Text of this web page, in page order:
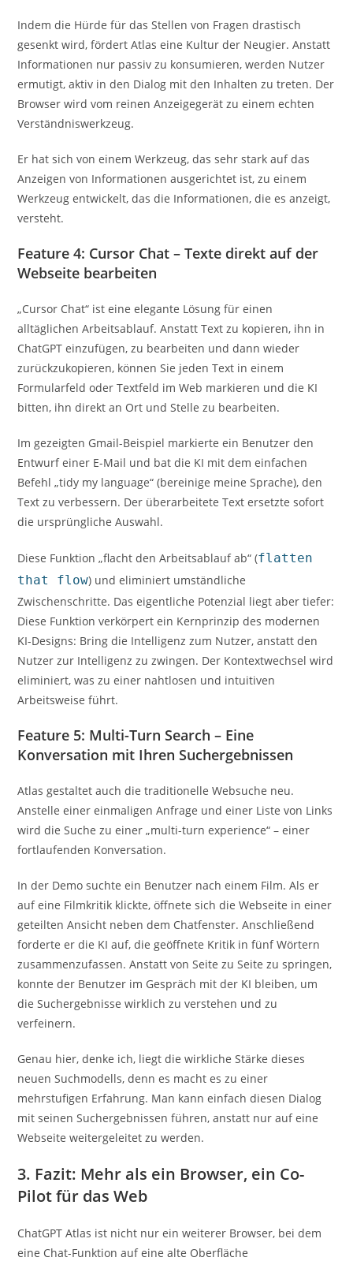
Indem die Hürde für das Stellen von Fragen drastisch
gesenkt wird, fördert Atlas eine Kultur der Neugier. Anstatt
Informationen nur passiv zu konsumieren, werden Nutzer
ermutigt, aktiv in den Dialog mit den Inhalten zu treten. Der
Browser wird vom reinen Anzeigegerät zu einem echten
Verständniswerkzeug.
Er hat sich von einem Werkzeug, das sehr stark auf das
Anzeigen von Informationen ausgerichtet ist, zu einem
Werkzeug entwickelt, das die Informationen, die es anzeigt,
versteht.
Feature 4: Cursor Chat – Texte direkt auf der
Webseite bearbeiten
„Cursor Chat“ ist eine elegante Lösung für einen
alltäglichen Arbeitsablauf. Anstatt Text zu kopieren, ihn in
ChatGPT einzufügen, zu bearbeiten und dann wieder
zurückzukopieren, können Sie jeden Text in einem
Formularfeld oder Textfeld im Web markieren und die KI
bitten, ihn direkt an Ort und Stelle zu bearbeiten.
Im gezeigten Gmail-Beispiel markierte ein Benutzer den
Entwurf einer E-Mail und bat die KI mit dem einfachen
Befehl „tidy my language“ (bereinige meine Sprache), den
Text zu verbessern. Der überarbeitete Text ersetzte sofort
die ursprüngliche Auswahl.
Diese Funktion „flacht den Arbeitsablauf ab“ (flatten
that flow) und eliminiert umständliche
Zwischenschritte. Das eigentliche Potenzial liegt aber tiefer:
Diese Funktion verkörpert ein Kernprinzip des modernen
KI-Designs: Bring die Intelligenz zum Nutzer, anstatt den
Nutzer zur Intelligenz zu zwingen. Der Kontextwechsel wird
eliminiert, was zu einer nahtlosen und intuitiven
Arbeitsweise führt.
Feature 5: Multi-Turn Search – Eine
Konversation mit Ihren Suchergebnissen
Atlas gestaltet auch die traditionelle Websuche neu.
Anstelle einer einmaligen Anfrage und einer Liste von Links
wird die Suche zu einer „multi-turn experience“ – einer
fortlaufenden Konversation.
In der Demo suchte ein Benutzer nach einem Film. Als er
auf eine Filmkritik klickte, öffnete sich die Webseite in einer
geteilten Ansicht neben dem Chatfenster. Anschließend
forderte er die KI auf, die geöffnete Kritik in fünf Wörtern
zusammenzufassen. Anstatt von Seite zu Seite zu springen,
konnte der Benutzer im Gespräch mit der KI bleiben, um
die Suchergebnisse wirklich zu verstehen und zu
verfeinern.
Genau hier, denke ich, liegt die wirkliche Stärke dieses
neuen Suchmodells, denn es macht es zu einer
mehrstufigen Erfahrung. Man kann einfach diesen Dialog
mit seinen Suchergebnissen führen, anstatt nur auf eine
Webseite weitergeleitet zu werden.
3. Fazit: Mehr als ein Browser, ein Co-
Pilot für das Web
ChatGPT Atlas ist nicht nur ein weiterer Browser, bei dem
eine Chat-Funktion auf eine alte Oberfläche